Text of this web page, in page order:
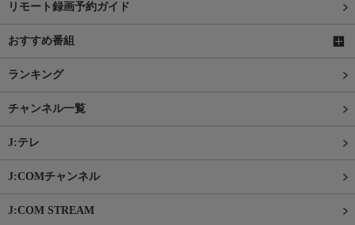
リモート録画予約ガイド
おすすめ番組
ランキング
チャンネル一覧
J:テレ
J:COMチャンネル
J:COM STREAM